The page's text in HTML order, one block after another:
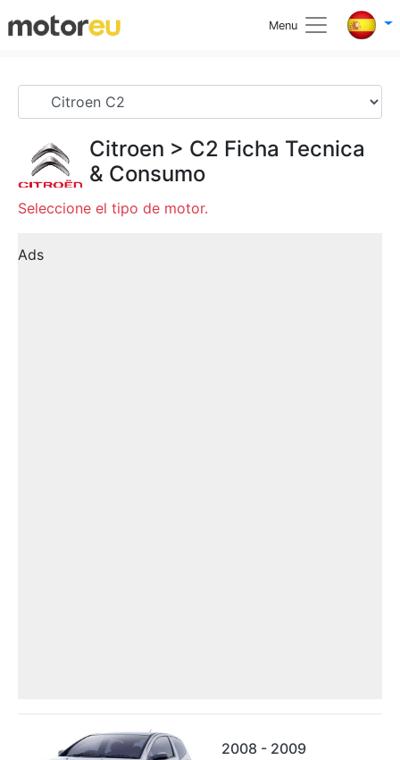
Menu
Citroen > C2 Ficha Tecnica
& Consumo
Seleccione el tipo de motor.
Ads
2008 - 2009